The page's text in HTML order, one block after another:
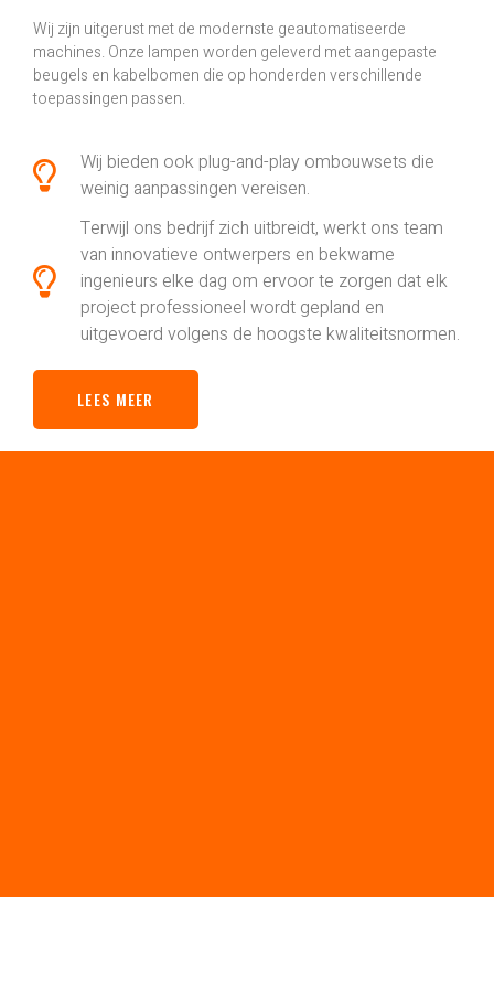
Wij zijn uitgerust met de modernste geautomatiseerde
machines. Onze lampen worden geleverd met aangepaste
beugels en kabelbomen die op honderden verschillende
toepassingen passen.
Wij bieden ook plug-and-play ombouwsets die
weinig aanpassingen vereisen.
Terwijl ons bedrijf zich uitbreidt, werkt ons team
van innovatieve ontwerpers en bekwame
ingenieurs elke dag om ervoor te zorgen dat elk
project professioneel wordt gepland en
uitgevoerd volgens de hoogste kwaliteitsnormen.
LEES MEER